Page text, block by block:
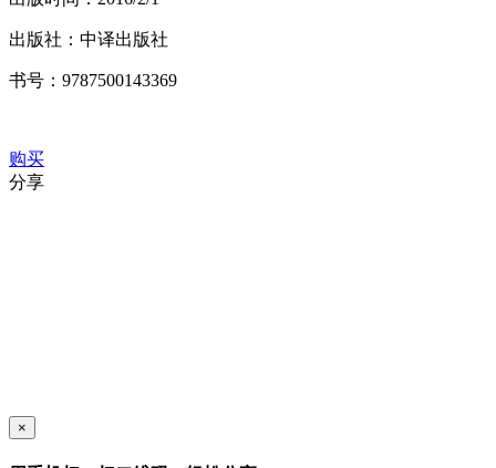
出版社： 中译出版社
书号： 9787500143369
购买
分享
×